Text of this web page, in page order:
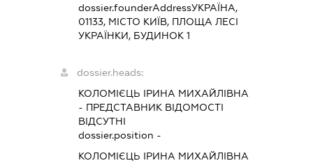
dossier.founderAddressУКРАЇНА,
01133, МІСТО КИЇВ, ПЛОЩА ЛЕСІ
УКРАЇНКИ, БУДИНОК 1
dossier.heads:
КОЛОМІЄЦЬ ІРИНА МИХАЙЛІВНА
- ПРЕДСТАВНИК ВІДОМОСТІ
ВІДСУТНІ
dossier.position -
КОЛОМІЄЦЬ ІРИНА МИХАЙЛІВНА